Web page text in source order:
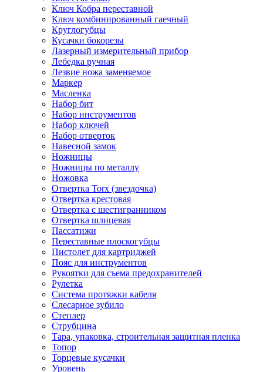
Ключ Кобра переставной
Ключ комбинированный гаечный
Круглогубцы
Кусачки бокорезы
Лазерный измерительный прибор
Лебедка ручная
Лезвие ножа заменяемое
Маркер
Масленка
Набор бит
Набор инструментов
Набор ключей
Набор отверток
Навесной замок
Ножницы
Ножницы по металлу
Ножовка
Отвертка Torx (звездочка)
Отвертка крестовая
Отвертка с шестигранником
Отвертка шлицевая
Пассатижи
Переставные плоскогубцы
Пистолет для картриджей
Пояс для инструментов
Рукоятки для съема предохранителей
Рулетка
Система протяжки кабеля
Слесарное зубило
Степлер
Струбцина
Тара, упаковка, строительная защитная пленка
Топор
Торцевые кусачки
Уровень